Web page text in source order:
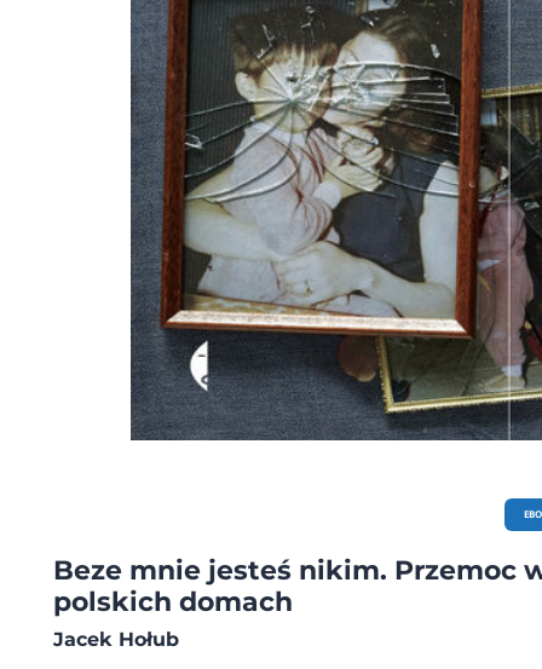
Beze mnie jesteś nikim. Przemoc
polskich domach
Jacek Hołub